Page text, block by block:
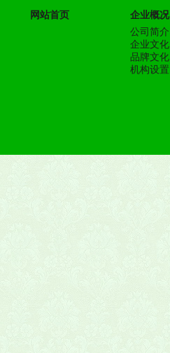
网站首页 企业概况
公司简介
企业文化
品牌文化
机构设置